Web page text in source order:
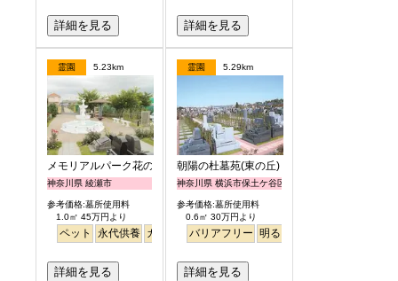
詳細を見る 詳細を見る
霊園 5.23km
メモリアルパーク花の郷聖地 相模大塚
神奈川県 綾瀬市
参考価格:墓所使用料
1.0㎡ 45万円より
ペット 永代供養 ガーデニング 駅から徒歩
詳細を見る
霊園 5.29km
朝陽の杜墓苑(東の丘)
神奈川県 横浜市保土ケ谷区
参考価格:墓所使用料
0.6㎡ 30万円より
バリアフリー 明るい
詳細を見る